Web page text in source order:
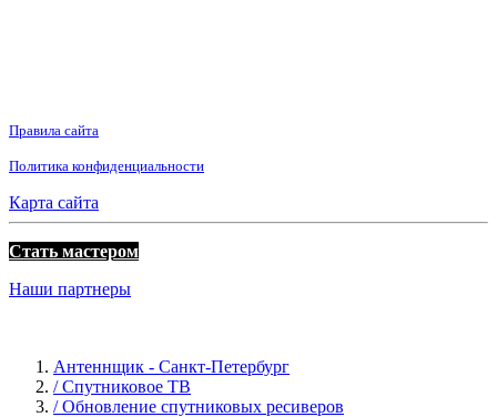
Правила сайта
Политика конфиденциальности
Карта сайта
Стать мастером
Наши партнеры
Антеннщик - Санкт-Петербург
/ Спутниковое ТВ
/ Обновление спутниковых ресиверов